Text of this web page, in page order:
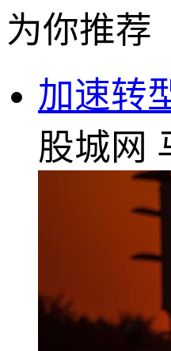
为你推荐
加速转
股城网